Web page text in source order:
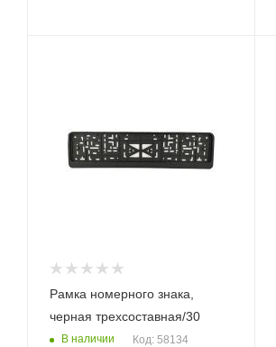
Рамка номерного знака,
черная трехсоставная/30
В наличии Код: 58134